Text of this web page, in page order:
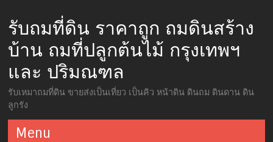
รับถมที่ดิน ราคาถูก ถมดินสร้าง
บ้าน ถมที่ปลูกต้นไม้ กรุงเทพฯ
และ ปริมณฑล
รับเหมาถมที่ดิน ขายส่งเป็นเที่ยว เป็นคิว หน้าดิน ดินถม ดินดาน ดิน
ลูกรัง
Menu